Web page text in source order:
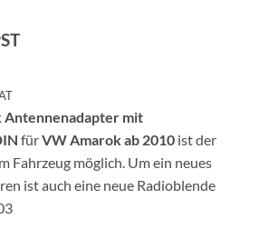
Antennenadapter mit
fürVW Amarok ab 2010 ist der
Fahrzeug möglich. Um ein neues
ist auch eine neue Radioblende